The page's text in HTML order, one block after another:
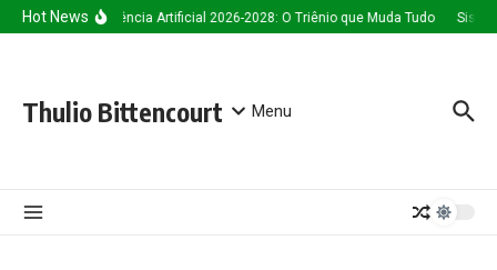
Ir para o conteúdo
Hot NewsInteligência Artificial 2026-2028: O Triênio que Muda Tudo
Thulio Bittencourt Menu